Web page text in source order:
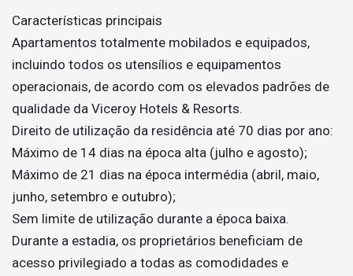
Características principais
Apartamentos totalmente mobilados e equipados,
incluindo todos os utensílios e equipamentos
operacionais, de acordo com os elevados padrões de
qualidade da Viceroy Hotels & Resorts.
Direito de utilização da residência até 70 dias por ano:
Máximo de 14 dias na época alta (julho e agosto);
Máximo de 21 dias na época intermédia (abril, maio,
junho, setembro e outubro);
Sem limite de utilização durante a época baixa.
Durante a estadia, os proprietários beneficiam de
acesso privilegiado a todas as comodidades e